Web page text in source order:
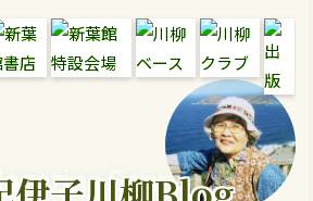
Senryu Blog